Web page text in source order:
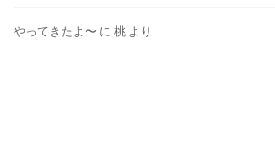
やってきたよ〜 に 桃 より